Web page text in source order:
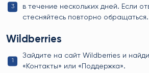
в течение нескольких дней. Если
стесняйтесь повторно обращаться.
Wildberries
Зайдите на сайт Wildberries и
«Контакты» или «Поддержка».